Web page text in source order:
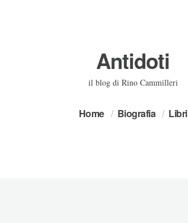
Antidoti
il blog di Rino Cammilleri
Home Biografia Libri